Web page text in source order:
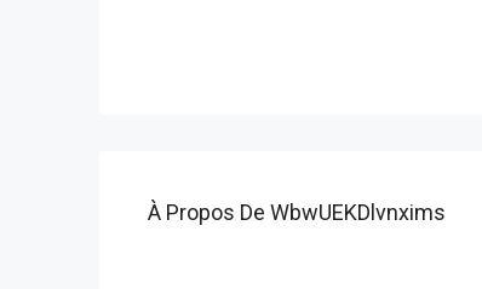
À Propos De WbwUEKDlvnxims